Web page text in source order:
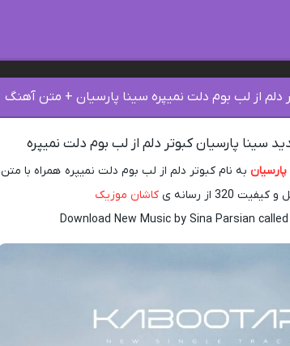
دﻟﻢ از ﻟﺐ ﺑﻮم دﻟﺖ ﻧﻤﻴﭙﺮه سینا پارسیان + متن آهنگ
سینا پارسیان ﻛﺒﻮﺗﺮ دﻟﻢ از ﻟﺐ ﺑﻮم دﻟﺖ ﻧﻤﻴﭙﺮه
به نام ﻛﺒﻮﺗﺮ دﻟﻢ از ﻟﺐ ﺑﻮم دﻟﺖ ﻧﻤﻴﭙﺮه همراه با متن
320 از رسانه ی
کاشان موزیک
Download New Music by Sina Parsian